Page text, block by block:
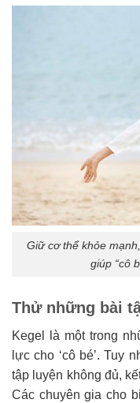
Giữ cơ thể khỏe
giúp “cô
Thử những bài
Kegel là một trong
lực cho ‘cô bé’. Tuy
tập luyện không đủ,
Các chuyên gia cho